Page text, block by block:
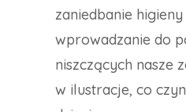
zaniedbanie
wprowadzanie do
niszczących nasze
w ilustracje, co